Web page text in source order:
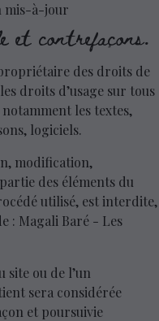
mis-à-jour
et contrefaçons.
des droits de
droits d’usage sur tous
les textes,
logiciels.
modification,
des éléments du
utilisé, est interdite,
: Magali Baré - Les
ou de l’un
sera considérée
et poursuivie